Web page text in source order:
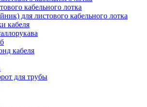
кабельного лотка
для листового кабельного лотка
кабеля
кабеля
для трубы